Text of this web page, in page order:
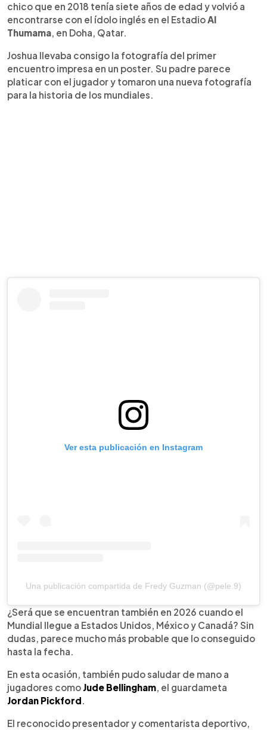
chico que en 2018 tenía siete años de edad y volvió a
encontrarse con el ídolo inglés en el EstadioAl
Thumama, en Doha, Qatar.
Joshua llevaba consigo la fotografía del primer
encuentro impresa en un poster. Su padre parece
platicar con el jugador y tomaron una nueva fotografía
para la historia de los mundiales.
Ver esta publicación en Instagram
Una publicación compartida de Fredy Guzman (@pele.9)
¿Será que se encuentran también en 2026 cuando el
Mundial llegue a Estados Unidos, México y Canadá? Sin
dudas, parece mucho más probable que lo conseguido
hasta la fecha.
En esta ocasión, también pudo saludar de mano a
jugadores como Jude Bellingham, el guardameta
Jordan Pickford.
El reconocido presentador y comentarista deportivo,